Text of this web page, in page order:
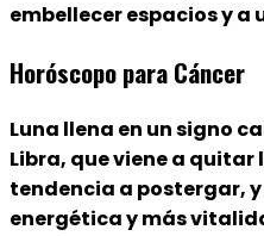
embellecer espacios y a
Horóscopo para Cáncer
Luna llena en un signo
Libra, que viene a
tendencia a postergar,
energética y más